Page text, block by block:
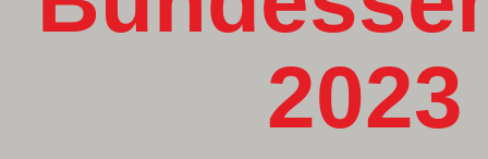
2023